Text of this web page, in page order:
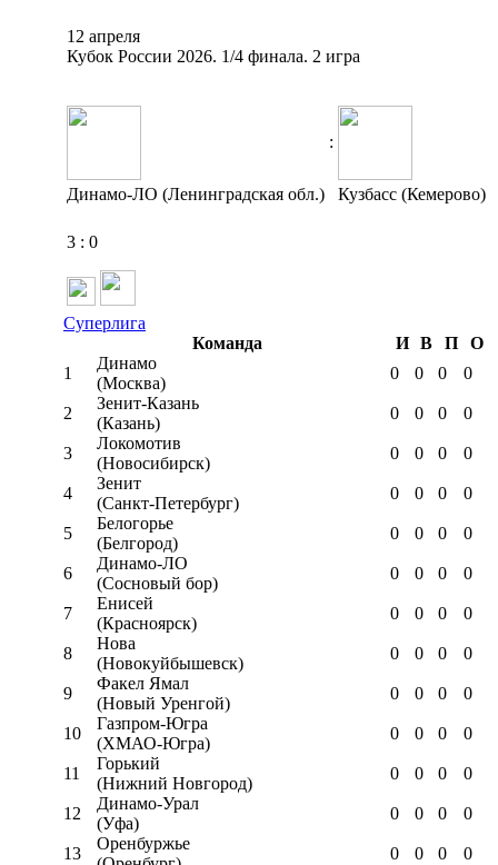
12 апреля
Кубок России 2026. 1/4 финала. 2 игра
:
Динамо-ЛО (Ленинградская обл.) Кузбасс (Кемерово)
3 : 0
Суперлига
Команда
И В П
О
1
Динамо
(Москва)
0 0 0 0
2
Зенит-Казань
(Казань)
0 0 0 0
3
Локомотив
(Новосибирск)
0 0 0 0
4
Зенит
(Санкт-Петербург)
0 0 0 0
5
Белогорье
(Белгород)
0 0 0 0
6
Динамо-ЛО
(Сосновый бор)
0 0 0 0
7
Енисей
(Красноярск)
0 0 0 0
8
Нова
(Новокуйбышевск)
0 0 0 0
9
Факел Ямал
(Новый Уренгой)
0 0 0 0
10
Газпром-Югра
(ХМАО-Югра)
0 0 0 0
11
Горький
(Нижний Новгород)
0 0 0 0
12
Динамо-Урал
(Уфа)
0 0 0 0
13
Оренбуржье
0 0 0 0